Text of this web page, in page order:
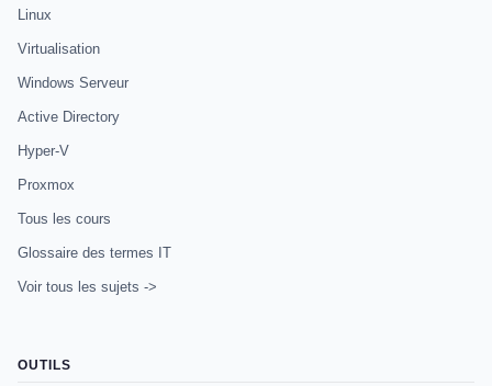
Linux
Virtualisation
Windows Serveur
Active Directory
Hyper-V
Proxmox
Tous les cours
Glossaire des termes IT
Voir tous les sujets ->
OUTILS